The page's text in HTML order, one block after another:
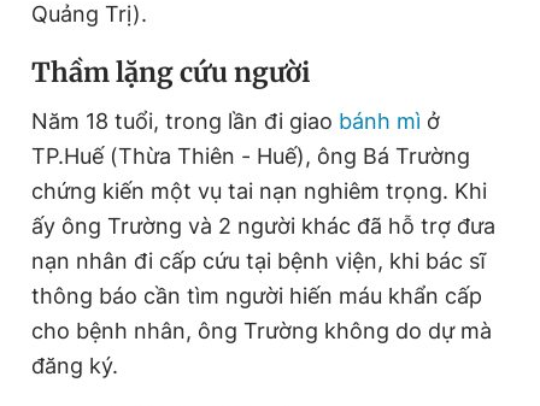
Thông tin tòa soạn
Đọc Thanh Niên trên điện thoại
Theo dõi báo trên
Quảng Trị).
Thầm lặng cứu người
Năm 18 tuổi, trong lần đi giao bánh mì ở
TP.Huế (Thừa Thiên - Huế), ông Bá Trường
chứng kiến một vụ tai nạn nghiêm trọng. Khi
ấy ông Trường và 2 người khác đã hỗ trợ đưa
nạn nhân đi cấp cứu tại bệnh viện, khi bác sĩ
thông báo cần tìm người hiến máu khẩn cấp
cho bệnh nhân, ông Trường không do dự mà
đăng ký.